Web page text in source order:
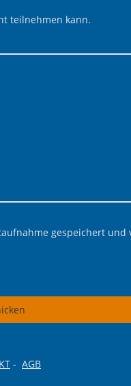
teilnehmen kann.
gespeichert
- AGB